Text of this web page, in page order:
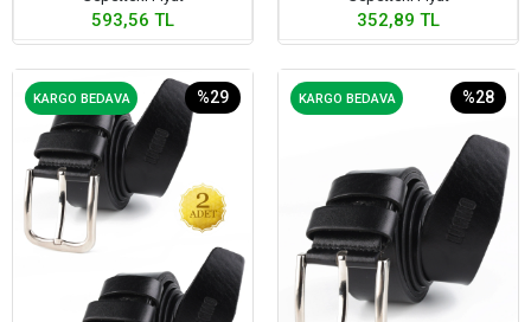
593,56 TL 352,89 TL
KARGO BEDAVA %29 KARGO BEDAVA %28